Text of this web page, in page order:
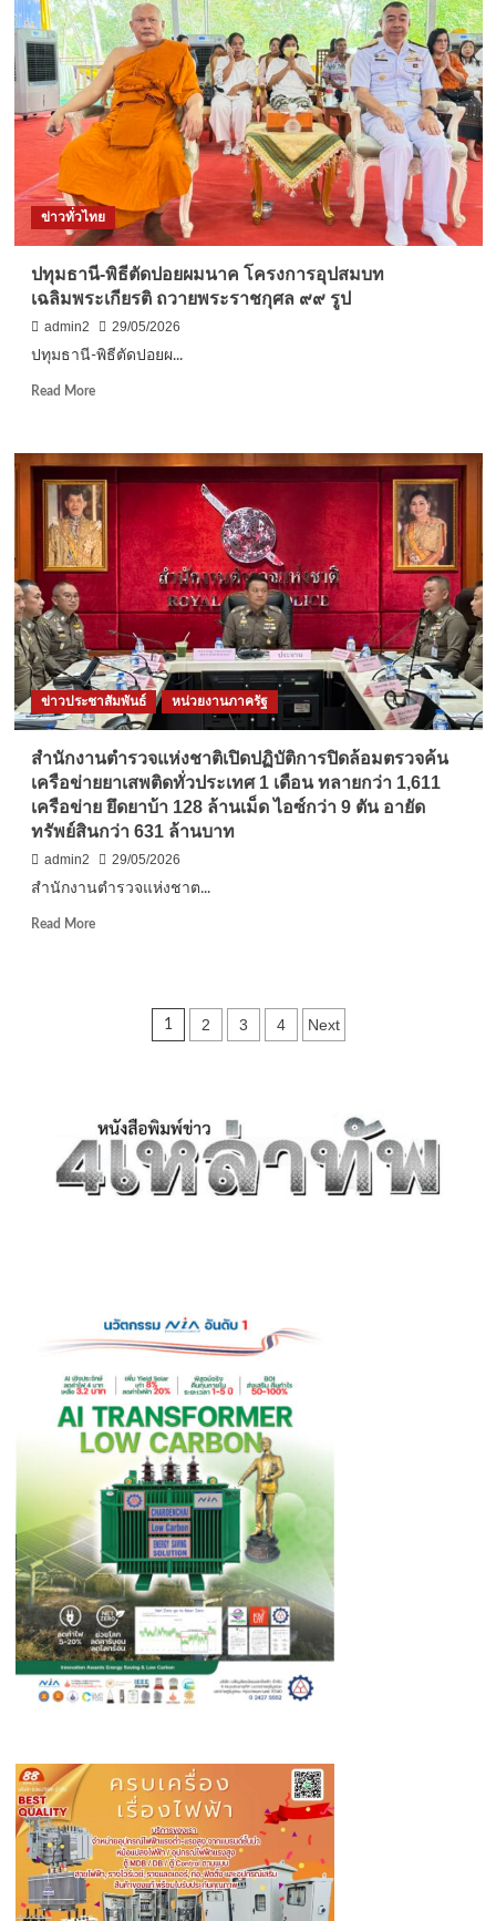
หลวง”
คืน
ความ
หวัง
10
ปี
ที่
รอ
คอย
ปลุก
กระแส
หนุน
“สะพาน
ข้าม
แม่น้ำ
แคว”
สู่
โลก
ข่าวทั่วไทย
ปทุมธานี-พิธีตัดปอยผมนาค โครงการอุปสมบท
เฉลิมพระเกียรติ ถวายพระราชกุศล ๙๙ รูป
admin2
29/05/2026
ปทุมธานี-พิธีตัดปอยผ...
Read MoreRead
ปทุมธานี-
ตัด
ปอย
ผม
นาค
โครงการ
อุปสมบท
เฉลิมพระเกียรติ
ถวาย
พระ
ราช
กุศล
๙๙
ข่าวประชาสัมพันธ์ หน่วยงานภาครัฐ
สำนักงานตำรวจแห่งชาติเปิดปฏิบัติการปิดล้อมตรวจค้น
เครือข่ายยาเสพติดทั่วประเทศ 1 เดือน ทลายกว่า 1,611
เครือข่าย ยึดยาบ้า 128 ล้านเม็ด ไอซ์กว่า 9 ตัน อายัด
ทรัพย์สินกว่า 631 ล้านบาท
admin2
29/05/2026
สำนักงานตำรวจแห่งชาต...
Read MoreRead
ปิด
ล้อม
ตรวจ
ค้น
ทั่ว
ประเทศ
เดือน
ทลาย
กว่า
1,611
ข่าย
ยึด
128
ล้าน
เม็ด
ไอซ์
กว่า
9
ตัน
อายัด
631
ล้าน
บาท
Posts
1 2 3 4 Next